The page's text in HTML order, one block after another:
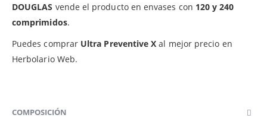
DOUGLAS vende el producto en envases con 120 y 240
comprimidos.
Puedes comprar Ultra Preventive X al mejor precio en
Herbolario Web.
COMPOSICIÓN